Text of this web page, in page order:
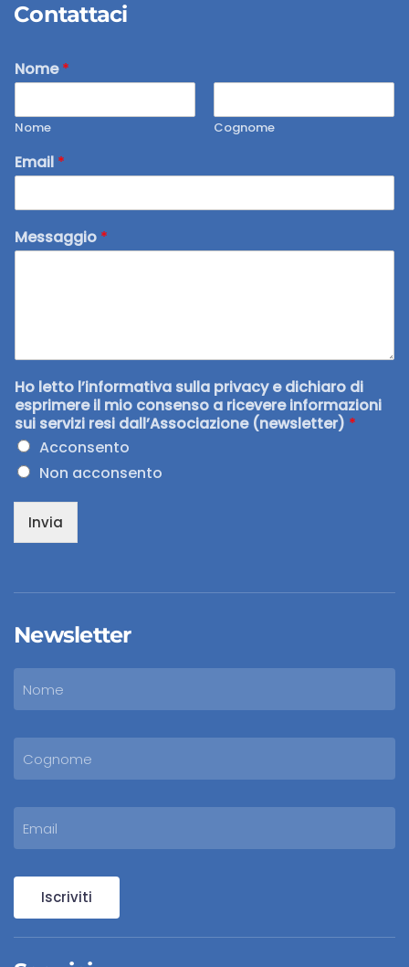
Contattaci
Nome*
Nome Cognome
Email *
Messaggio *
Ho letto l’informativa sulla privacy e dichiaro di
esprimere il mio consenso a ricevere informazioni
sui servizi resi dall’Associazione (newsletter) *
Acconsento
Non acconsento
Invia
Newsletter
Iscriviti